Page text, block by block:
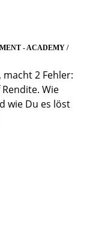
- ACADEMY /
2 Fehler:
Wie
wie Du es löst